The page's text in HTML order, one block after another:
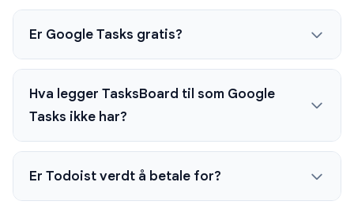
Er Google Tasks gratis?
Hva legger TasksBoard til som Google
Tasks ikke har?
Er Todoist verdt å betale for?